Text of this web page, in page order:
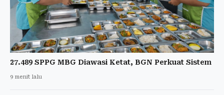
27.489 SPPG MBG Diawasi Ketat, BGN Perkuat Sistem
9 menit lalu